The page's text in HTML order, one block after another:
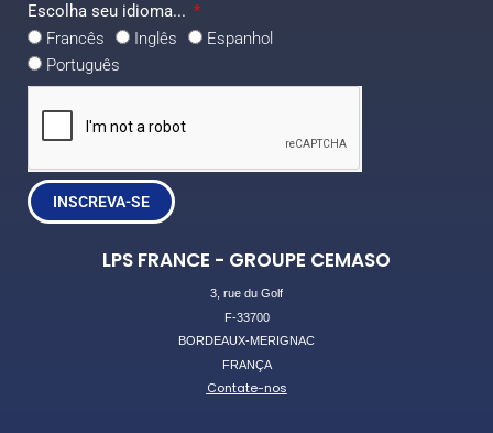
Escolha seu idioma...
Francês
Inglês
Espanhol
Português
INSCREVA-SE
LPS FRANCE - GROUPE CEMASO
3, rue du Golf
F-33700
BORDEAUX-MERIGNAC
FRANÇA
Contate-nos